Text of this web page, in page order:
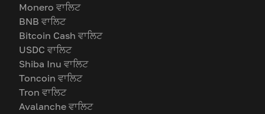
Monero ਵਾਲਿਟ
BNB ਵਾਲਿਟ
Bitcoin Cash ਵਾਲਿਟ
USDC ਵਾਲਿਟ
Shiba Inu ਵਾਲਿਟ
Toncoin ਵਾਲਿਟ
Tron ਵਾਲਿਟ
Avalanche ਵਾਲਿਟ